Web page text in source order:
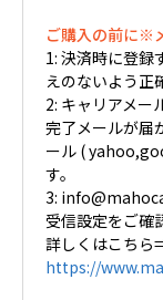
ご購入の前に※
1: 決済時に登録
えのないよう正
2: キャリアメ
完了メールが届
ール (
す。
3:
受信設定をご確
詳しくはこち
https://